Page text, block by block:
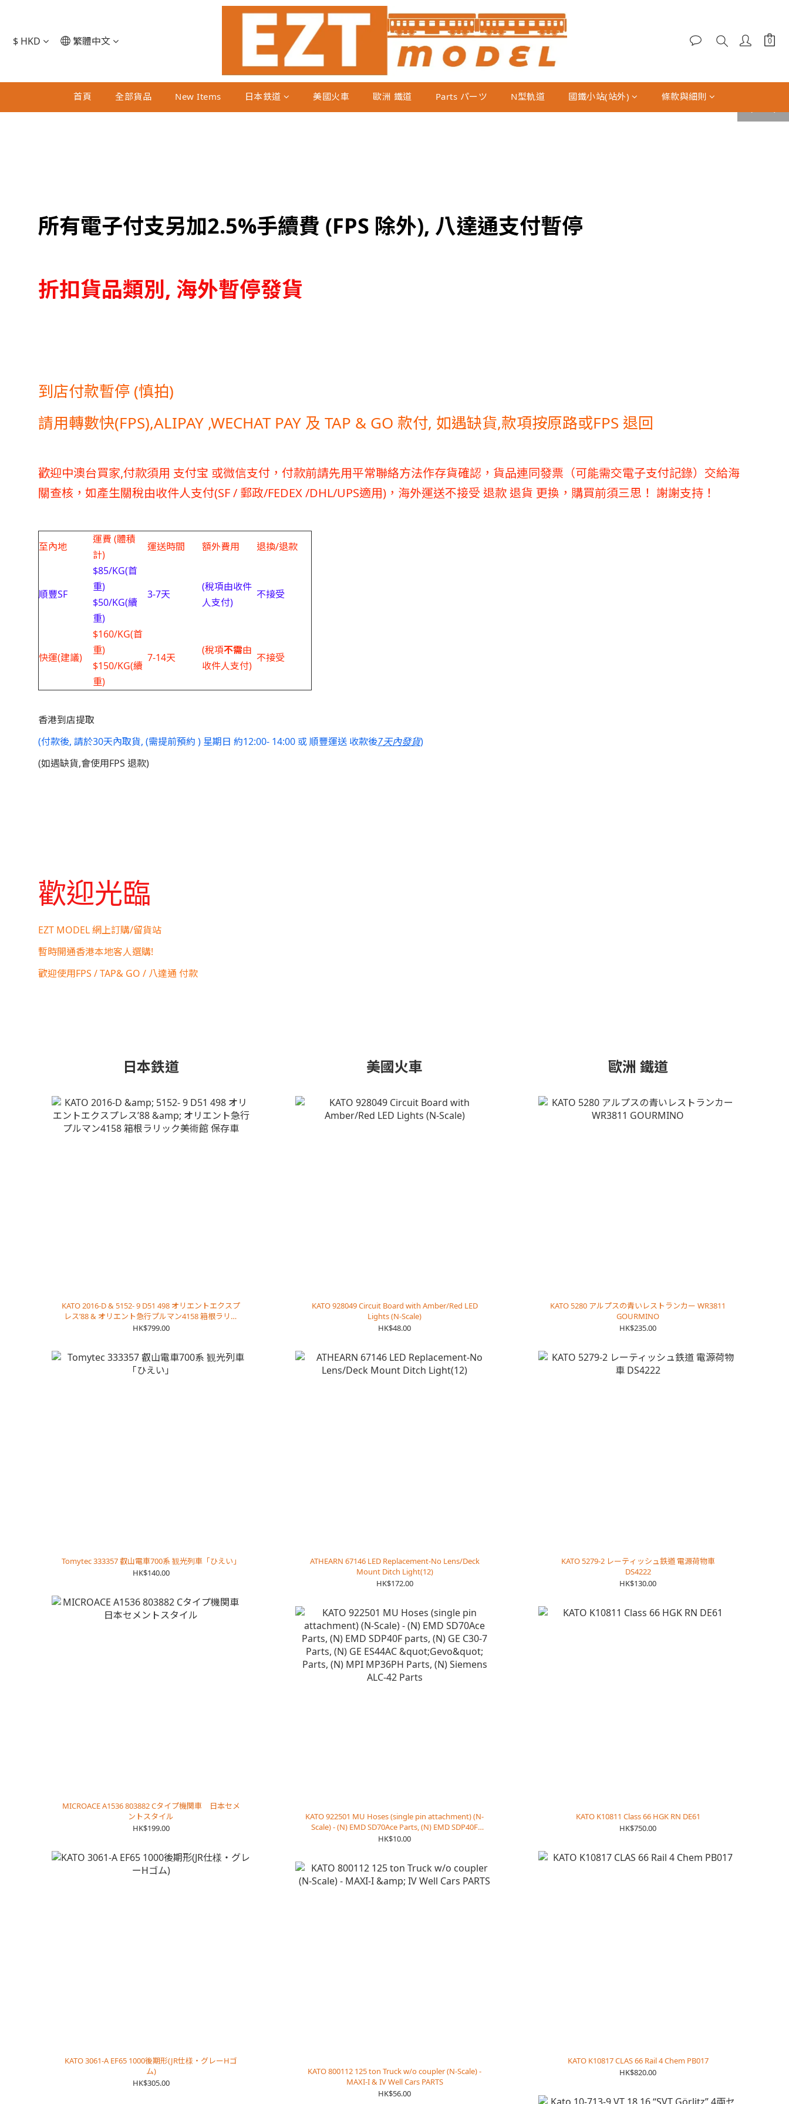
$ HKD 繁體中文
首頁 全部貨品 New Items 日本鉄道 美國火車 歐洲 鐵道 Parts パーツ N型軌道 國鐵小站(站外) 條款與細則
所有電子付支另加2.5%手續費 (FPS 除外), 八達通支付暫停
折扣貨品類別, 海外暫停發貨
到店付款暫停 (慎拍)
請用轉數快(FPS),ALIPAY ,WECHAT PAY 及 TAP & GO 款付, 如遇缺貨,款項按原路或FPS 退回
歡迎中澳台買家,付款須用 支付宝 或微信支付，付款前請先用平常聯絡方法作存貨確認，貨品連同發票（可能需交電子支付記錄）交給海
關查核，如產生關稅由收件人支付(SF / 郵政/FEDEX /DHL/UPS適用)，海外運送不接受 退款 退貨 更換，購買前須三思！ 謝謝支持！
至內地
運費 (體積
計)
運送時間 額外費用 退換/退款
順豐SF
$85/KG(首
重)
$50/KG(續
重)
3-7天
(稅項由收件
人支付)
不接受
快運(建議)
$160/KG(首
重)
$150/KG(續
重)
7-14天
(稅項不需由
收件人支付)
不接受
香港到店提取
(付款後, 請於30天內取貨, (需提前預約 ) 星期日 約12:00- 14:00 或 順豐運送 收款後7天內發貨)
(如遇缺貨,會使用FPS 退款)
歡迎光臨
EZT MODEL 網上訂購/留貨站
暫時開通香港本地客人選購!
歡迎使用FPS / TAP& GO / 八達通 付款
日本鉄道
KATO 2016-D & 5152- 9 D51 498 オリエントエクスプ
レス’88 & オリエント急行プルマン4158 箱根ラリッ
ク美術館 保存車
HK$799.00
Tomytec 333357 叡山電車700系 観光列車「ひえい」
HK$140.00
MICROACE A1536 803882 Cタイプ機関車 日本セメ
ントスタイル
HK$199.00
KATO 3061-A EF65 1000後期形(JR仕様・グレーHゴ
ム)
HK$305.00
美國火車
KATO 928049 Circuit Board with Amber/Red LED
Lights (N-Scale)
HK$48.00
ATHEARN 67146 LED Replacement-No Lens/Deck
Mount Ditch Light(12)
HK$172.00
KATO 922501 MU Hoses (single pin attachment) (N-
Scale) - (N) EMD SD70Ace Parts, (N) EMD SDP40F
parts, (N) GE C30-7 Parts, (N) GE ES44AC "Gevo"
HK$10.00
KATO 800112 125 ton Truck w/o coupler (N-Scale) -
MAXI-I & IV Well Cars PARTS
HK$56.00
歐洲 鐵道
KATO 5280 アルプスの青いレストランカー WR3811
GOURMINO
HK$235.00
KATO 5279-2 レーティッシュ鉄道 電源荷物車
DS4222
HK$130.00
KATO K10811 Class 66 HGK RN DE61
HK$750.00
KATO K10817 CLAS 66 Rail 4 Chem PB017
HK$820.00